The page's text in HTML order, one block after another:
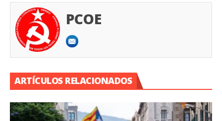
PCOE
ARTÍCULOS RELACIONADOS